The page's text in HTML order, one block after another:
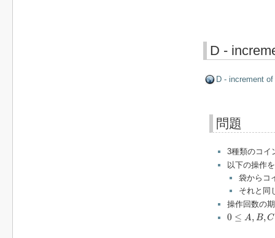
D -
D - increment
問題
3種類のコイ
以下の操作
袋からコ
それと同
操作回数の
0 ≤ A, B,C
0 A B C≤ 99